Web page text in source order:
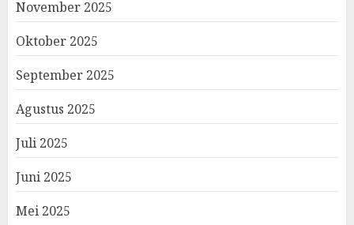
November 2025
Oktober 2025
September 2025
Agustus 2025
Juli 2025
Juni 2025
Mei 2025